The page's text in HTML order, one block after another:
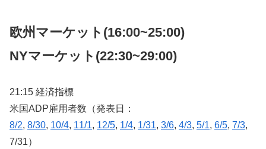
欧州マーケット(16:00~25:00)
NYマーケット (22:30~29:00)
21:15 経済指標
米国ADP雇用者数（発表日：
8/2, 8/30, 10/4, 11/1, 12/5, 1/4, 1/31, 3/6, 4/3, 5/1, 6/5, 7/3,
7/31）